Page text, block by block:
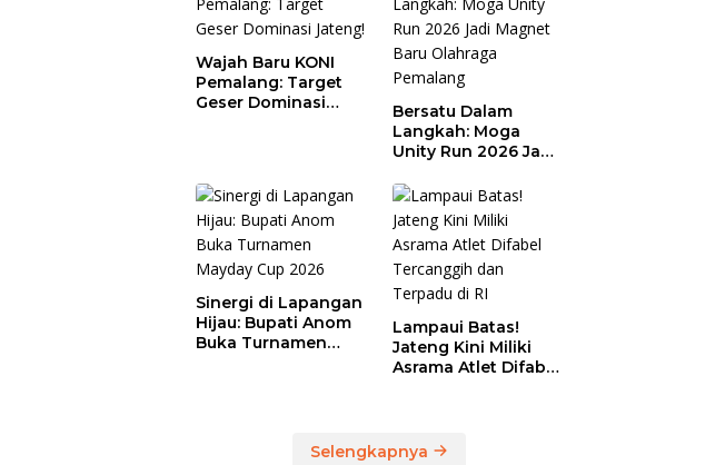
Wajah Baru KONI
Pemalang: Target
Geser Dominasi
Bersatu Dalam
Langkah: Moga
Unity Run 2026 Jadi
Olahraga Pemalang
Sinergi di Lapangan
Hijau: Bupati Anom
Buka Turnamen
Lampaui Batas!
Jateng Kini Miliki
Asrama Atlet Difabel
Selengkapnya